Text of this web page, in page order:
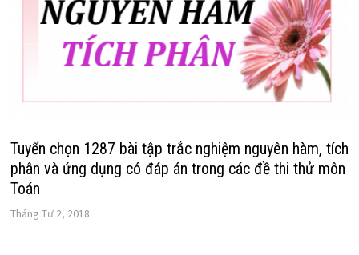
Tuyển chọn 1287 bài tập trắc nghiệm nguyên hàm, tích
phân và ứng dụng có đáp án trong các đề thi thử môn
Toán
Tháng Tư 2, 2018